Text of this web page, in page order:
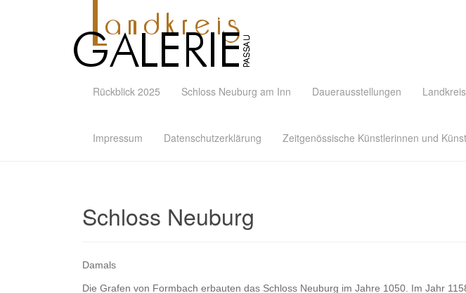
Rückblick 2025 Schloss Neuburg am Inn Dauerausstellungen
Impressum Datenschutzerklärung Zeitgenössische Künstlerinnen und
Schloss Neuburg
Damals
Die Grafen von Formbach erbauten das Schloss Neuburg im Jahre 1050. Im Jahr